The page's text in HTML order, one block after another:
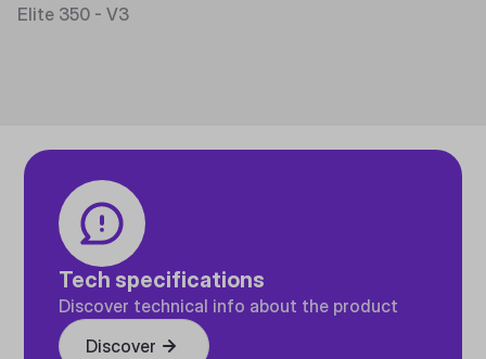
Elite 350 - V3
Tech specifications
Discover technical info about the product
Discover